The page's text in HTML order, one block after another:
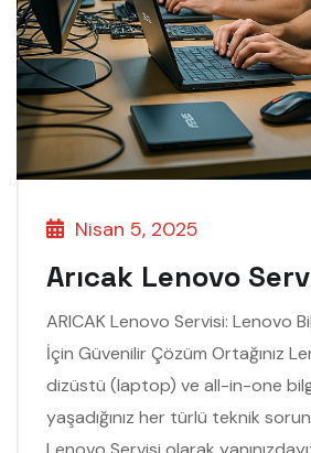
Nisan 5, 2025
Arıcak Lenovo
ARICAK Lenovo Servisi: Lenovo
İçin Güvenilir Çözüm Ortağınız
dizüstü (laptop) ve all-in-one
yaşadığınız her türlü teknik